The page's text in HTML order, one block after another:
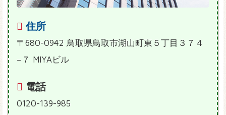
住所
〒680-0942 鳥取県鳥取市湖山町東５丁目３７４
−７ MIYAビル
電話
0120-139-985